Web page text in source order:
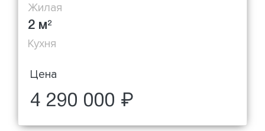
Жилая
2 м2
Кухня
Цена
4 290 000 ₽